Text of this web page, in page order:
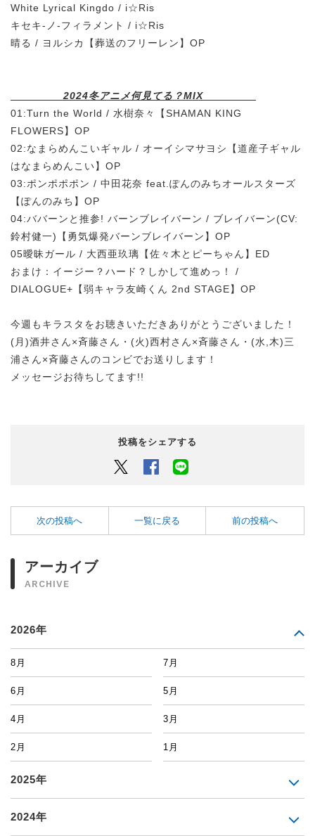
White Lyrical Kingdo / i☆Ris
キセキ-ノ-フィラメント / i☆Ris
晴る / ヨルシカ【葬送のフリーレン】OP
2024冬アニメ何見てる？MIX
01:Turn the World / 水樹奈々【SHAMAN KING
FLOWERS】OP
02:なまらめんこいギャル / オーイシマサヨシ【道産子ギャル
はなまらめんこい】OP
03:ポンポポポン / 中田花奈 feat.ぽんのみちオールスターズ
【ぽんのみち】OP
04:ババーンと推参! バーンブレイバーン / ブレイバーン(CV:
鈴村健一)【勇気爆発バーンブレイバーン】OP
05曖昧ガール / 大西亜玖璃【佐々木とピーちゃん】ED
おまけ：イージー？ハード？しかして進めっ！ /
DIALOGUE+【弱キャラ友崎くん 2nd STAGE】OP
今週もキラスタをお聴きいただきありがとうございました！
(月)酒井さん×斉藤さん・(火)西村さん×斉藤さん・(水,木)三
浦さん×斉藤さんのコンビでお送りします！
メッセージお待ちしてます!!
投稿をシェアする
Twitter Facebook
次の投稿へ 一覧に戻る 前の投稿へ
アーカイブ
ARCHIVE
2026年
8月 7月
6月 5月
4月 3月
2月 1月
2025年
2024年